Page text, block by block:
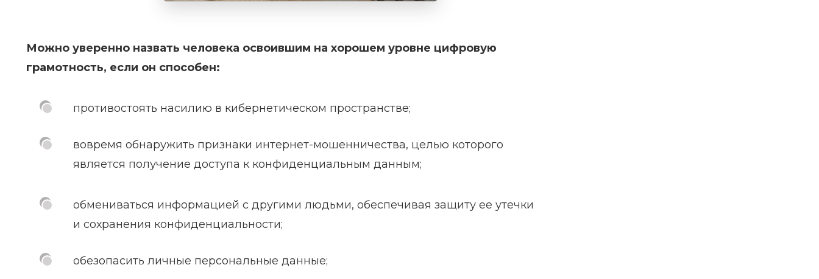
Можно уверенно назвать человека освоившим на хорошем уровне цифровую
грамотность, если он способен:
противостоять насилию в кибернетическом пространстве;
вовремя обнаружить признаки интернет-мошенничества, целью которого
является получение доступа к конфиденциальным данным;
обмениваться информацией с другими людьми, обеспечивая защиту ее утечки
и сохранения конфиденциальности;
обезопасить личные персональные данные;